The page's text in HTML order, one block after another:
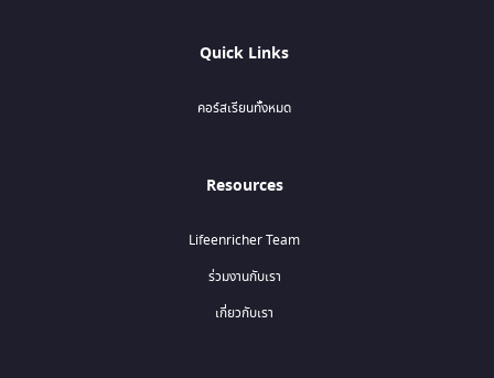
Quick Links
คอร์สเรียนทั้งหมด
Resources
Lifeenricher Team
ร่วมงานกับเรา
เกี่ยวกับเรา